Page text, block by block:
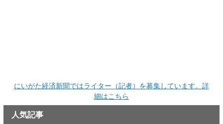
にいがた経済新聞ではライター（記者）を募集しています。詳
細はこちら
人気記事